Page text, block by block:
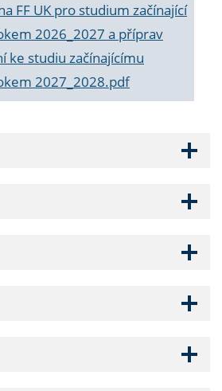
FF UK pro studium začínající
2026_2027 a příprav
ke studiu začínajícímu
2027_2028.pdf